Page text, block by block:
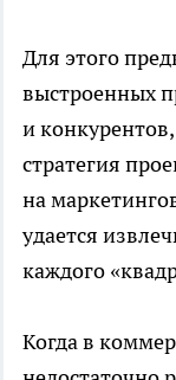
Для этого
выстроенных
и
стратегия
на
удается
каждого
Когда в